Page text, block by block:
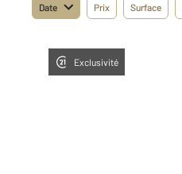
Date Prix Surface
Exclusivité